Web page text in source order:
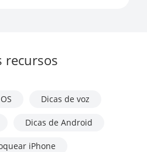
recursos
Dicas de voz
Dicas de Android
iPhone